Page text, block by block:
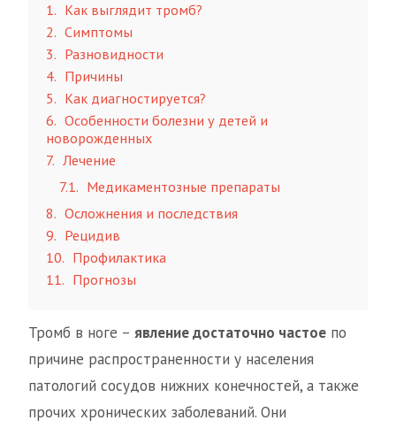
1
Как выглядит тромб?
2
Симптомы
3
Разновидности
4
Причины
5
Как диагностируется?
6
Особенности болезни у детей и
новорожденных
7 Лечение
7.1
Медикаментозные препараты
8
Осложнения и последствия
9
Рецидив
10
Профилактика
11
Прогнозы
Тромб в ноге – явление достаточно частое по
причине распространенности у населения
патологий сосудов нижних конечностей, а также
прочих хронических заболеваний. Они